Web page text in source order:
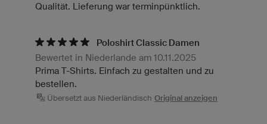
Qualität. Lieferung war terminpünktlich.
Poloshirt Classic Damen
Bewertet in Niederlande am 10.11.2025
Prima T-Shirts. Einfach zu gestalten und zu
bestellen.
Übersetzt aus Niederländisch Original anzeigen